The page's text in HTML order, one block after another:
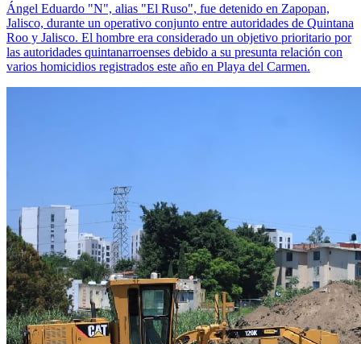
Ángel Eduardo "N", alias "El Ruso", fue detenido en Zapopan,
Jalisco, durante un operativo conjunto entre autoridades de Quintana
Roo y Jalisco. El hombre era considerado un objetivo prioritario por
las autoridades quintanarroenses debido a su presunta relación con
varios homicidios registrados este año en Playa del Carmen.